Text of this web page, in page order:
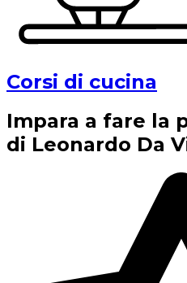
Corsi di cucina
Impara a fare la
di Leonardo Da